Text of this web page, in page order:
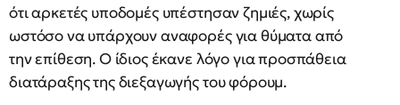
ότι αρκετές υποδομές υπέστησαν ζημιές, χωρίς
ωστόσο να υπάρχουν αναφορές για θύματα από
την επίθεση. Ο ίδιος έκανε λόγο για προσπάθεια
διατάραξης της διεξαγωγής του φόρουμ.